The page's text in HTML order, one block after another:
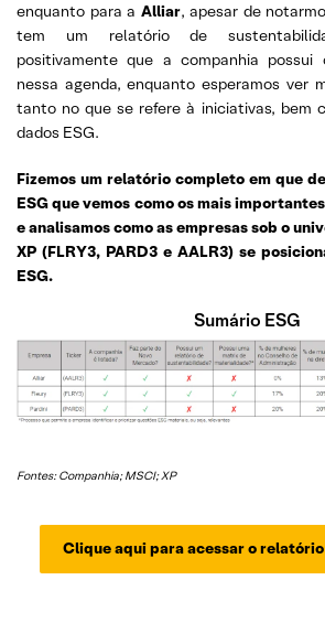
enquanto para a Alliar, apesar de
tem um relatório de
positivamente que a companhia possui
nessa agenda, enquanto esperamos ver
tanto no que se refere à iniciativas, bem
dados ESG.
Fizemos um relatório completo em que
ESG que vemos como os mais
e analisamos como as empresas sob o
XP (FLRY3, PARD3 e AALR3) se
ESG.
Sumário ESG
Fontes: Companhia; MSCI; XP
Clique aqui para acessar o